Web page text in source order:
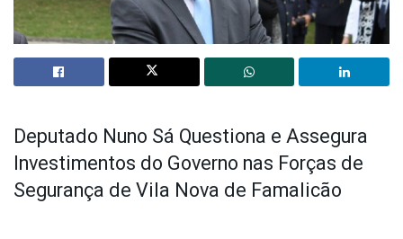
Deputado Nuno Sá Questiona e Assegura
Investimentos do Governo nas Forças de
Segurança de Vila Nova de Famalicão